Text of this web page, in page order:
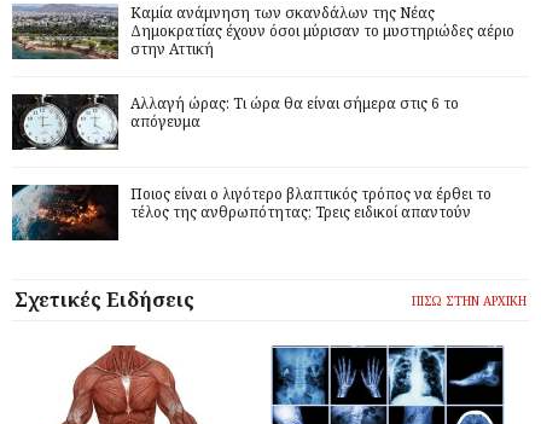
Καμία ανάμνηση των σκανδάλων της Νέας
Δημοκρατίας έχουν όσοι μύρισαν το μυστηριώδες αέριο
στην Αττική
Αλλαγή ώρας: Τι ώρα θα είναι σήμερα στις 6 το
απόγευμα
Ποιος είναι ο λιγότερο βλαπτικός τρόπος να έρθει το
τέλος της ανθρωπότητας; Τρεις ειδικοί απαντούν
Σχετικές Ειδήσεις ΠΙΣΩ ΣΤΗΝ ΑΡΧΙΚΗ